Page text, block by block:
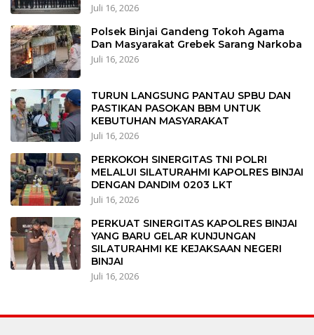
Juli 16, 2026
Polsek Binjai Gandeng Tokoh Agama
Dan Masyarakat Grebek Sarang Narkoba
Juli 16, 2026
TURUN LANGSUNG PANTAU SPBU DAN
PASTIKAN PASOKAN BBM UNTUK
KEBUTUHAN MASYARAKAT
Juli 16, 2026
PERKOKOH SINERGITAS TNI POLRI
MELALUI SILATURAHMI KAPOLRES BINJAI
DENGAN DANDIM 0203 LKT
Juli 16, 2026
PERKUAT SINERGITAS KAPOLRES BINJAI
YANG BARU GELAR KUNJUNGAN
SILATURAHMI KE KEJAKSAAN NEGERI
BINJAI
Juli 16, 2026